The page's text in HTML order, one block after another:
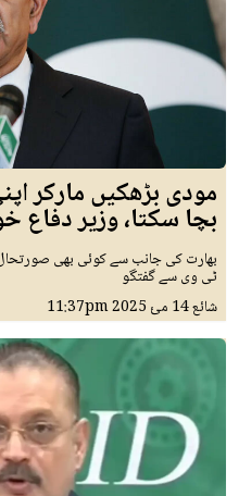
مودی بڑھکیں مارکر
بچا سکتا، وزیر
بھارت کی جانب سے کوئی بھی
ٹی وی سے گفتگو
شائع14 مئ 2025 11:37pm